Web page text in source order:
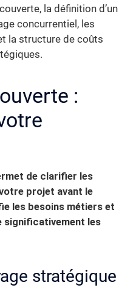
la définition d’un
concurrentiel, les
la structure de coûts
:
de clarifier les
projet avant le
les besoins métiers et
significativement les
stratégique